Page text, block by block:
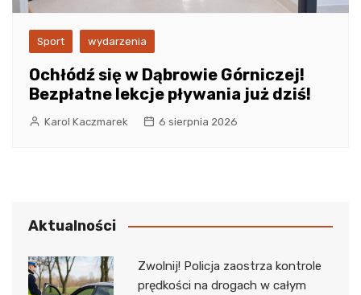
Sport wydarzenia
Ochłódź się w Dąbrowie Górniczej!
Bezpłatne lekcje pływania już dziś!
Karol Kaczmarek 6 sierpnia 2026
Aktualności
Zwolnij! Policja zaostrza kontrole
prędkości na drogach w całym